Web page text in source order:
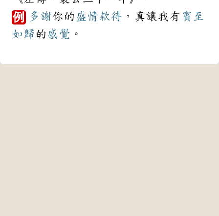
例 多謝你的 盛情款待 ，真讓我有 賓至
如歸 的 感覺 。